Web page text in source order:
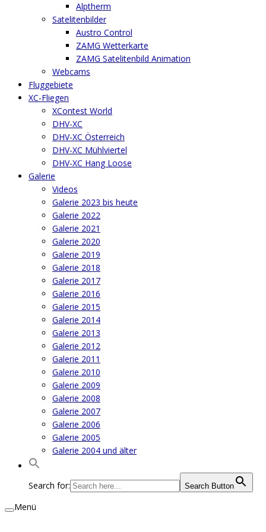
Alptherm
Satelitenbilder
Austro Control
ZAMG Wetterkarte
ZAMG Satelitenbild Animation
Webcams
Fluggebiete
XC-Fliegen
XContest World
DHV-XC
DHV-XC Österreich
DHV-XC Mühlviertel
DHV-XC Hang Loose
Galerie
Videos
Galerie 2023 bis heute
Galerie 2022
Galerie 2021
Galerie 2020
Galerie 2019
Galerie 2018
Galerie 2017
Galerie 2016
Galerie 2015
Galerie 2014
Galerie 2013
Galerie 2012
Galerie 2011
Galerie 2010
Galerie 2009
Galerie 2008
Galerie 2007
Galerie 2006
Galerie 2005
Galerie 2004 und älter
Search for: Search Button
Menü